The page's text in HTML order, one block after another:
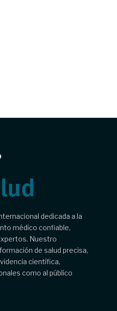
dedicada a la
médico confiable,
Nuestro
de salud precisa,
científica,
como al público